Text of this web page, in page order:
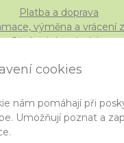
cookies
nám pomáhají při
Umožňují poznat a
Platba a doprava
výměna a vrácení
Obchodní podmínky
iStraka